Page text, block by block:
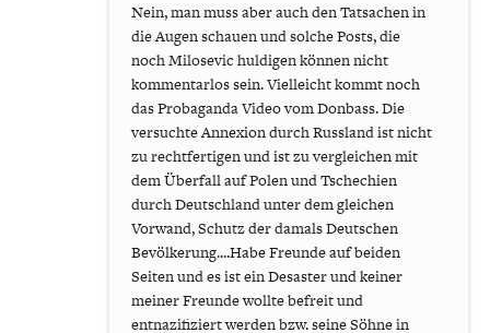
Nein, man muss aber auch den Tatsachen in
die Augen schauen und solche Posts, die
noch Milosevic huldigen können nicht
kommentarlos sein. Vielleicht kommt noch
das Probaganda Video vom Donbass. Die
versuchte Annexion durch Russland ist nicht
zu rechtfertigen und ist zu vergleichen mit
dem Überfall auf Polen und Tschechien
durch Deutschland unter dem gleichen
Vorwand, Schutz der damals Deutschen
Bevölkerung....Habe Freunde auf beiden
Seiten und es ist ein Desaster und keiner
meiner Freunde wollte befreit und
entnazifiziert werden bzw. seine Söhne in